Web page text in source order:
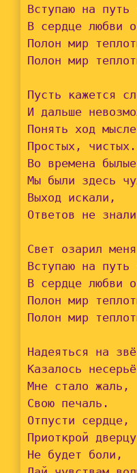
Вступаю на
В сердце любви
Полон мир
Полон мир
Пусть кажется
И дальше
Понять ход
Простых, чистых.
Во времена
Мы были здесь
Выход искали,
Ответов не
Свет озарил
Вступаю на
В сердце любви
Полон мир
Полон мир
Надеяться на
Казалось
Мне стало жаль,
Свою печаль.
Отпусти сердце,
Приоткрой
Не будет боли,